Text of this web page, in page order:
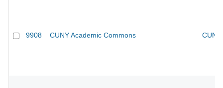
9908 CUNY Academic Commons